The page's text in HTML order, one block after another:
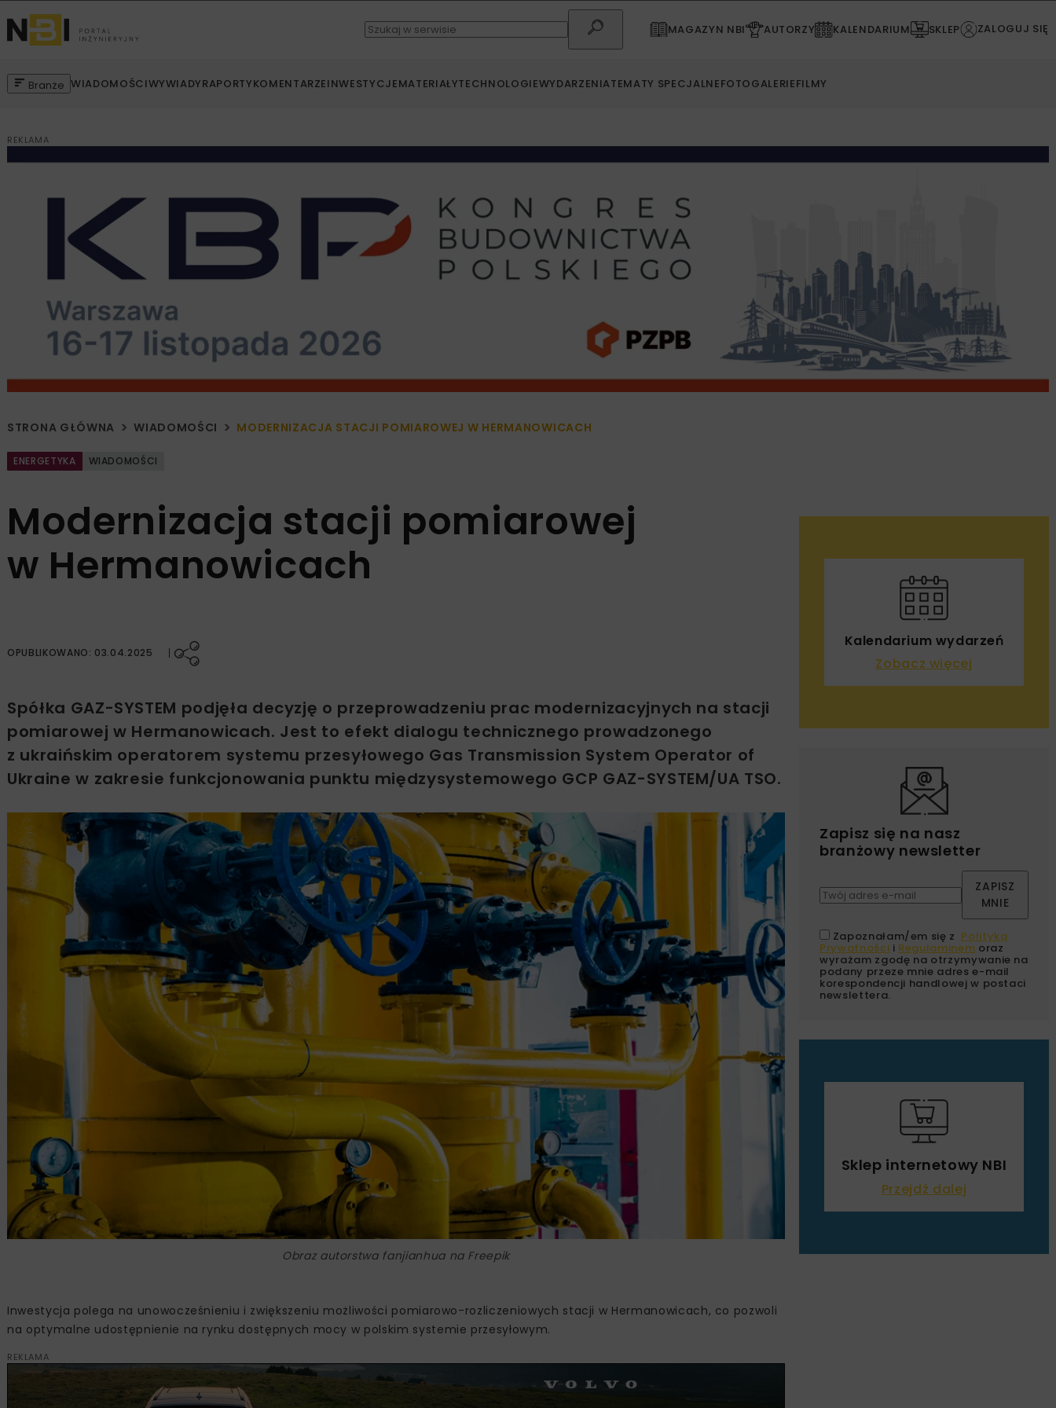
MAGAZYN NBI AUTORZY KALENDARIUM SKLEP ZALOGUJ SIĘ
Branże WIADOMOŚCIWYWIADYRAPORTYKOMENTARZEINWESTYCJEMATERIAŁYTECHNOLOGIEWYDARZENIATEMATY SPECJALNEFOTOGALERIEFILMY
REKLAMA
STRONA GŁÓWNA WIADOMOŚCI MODERNIZACJA STACJI POMIAROWEJ W HERMANOWICACH
ENERGETYKA WIADOMOŚCI
Modernizacja stacji pomiarowej
w Hermanowicach
OPUBLIKOWANO: 03.04.2025
Spółka GAZ-SYSTEM podjęła decyzję o przeprowadzeniu prac modernizacyjnych na stacji
pomiarowej w Hermanowicach. Jest to efekt dialogu technicznego prowadzonego
z ukraińskim operatorem systemu przesyłowego Gas Transmission System Operator of
Ukraine w zakresie funkcjonowania punktu międzysystemowego GCP GAZ-SYSTEM/UA TSO.
Obraz autorstwa fanjianhua na Freepik
Inwestycja polega na unowocześnieniu i zwiększeniu możliwości pomiarowo-rozliczeniowych stacji w Hermanowicach, co pozwoli
na optymalne udostępnienie na rynku dostępnych mocy w polskim systemie przesyłowym.
REKLAMA
Kalendarium wydarzeń
Zobacz więcej
Zapisz się na nasz
branżowy newsletter
ZAPISZ
MNIE
Zapoznałam/em się z Polityką
Prywatności i Regulaminem oraz
wyrażam zgodę na otrzymywanie na
podany przeze mnie adres e-mail
korespondencji handlowej w postaci
newslettera.
Sklep internetowy NBI
Przejdź dalej